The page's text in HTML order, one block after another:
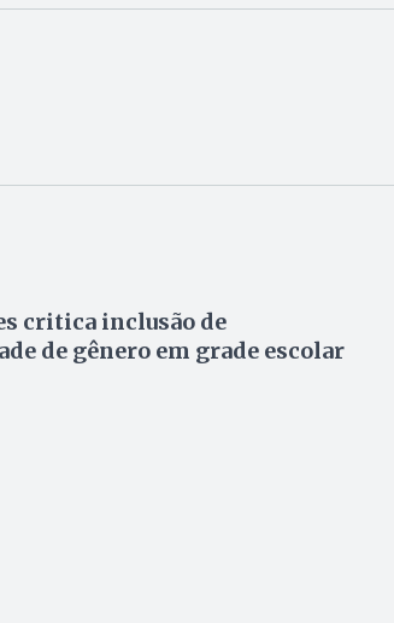
critica inclusão de
de gênero em grade escolar